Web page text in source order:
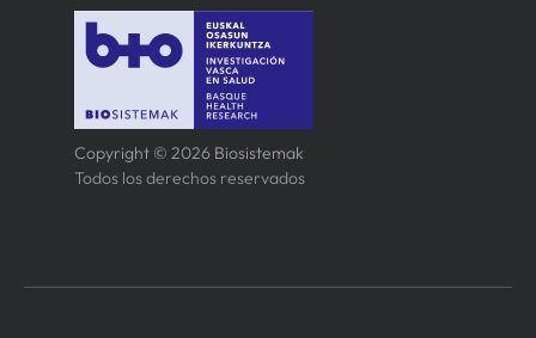
Copyright © 2026 Biosistemak
Todos los derechos reservados